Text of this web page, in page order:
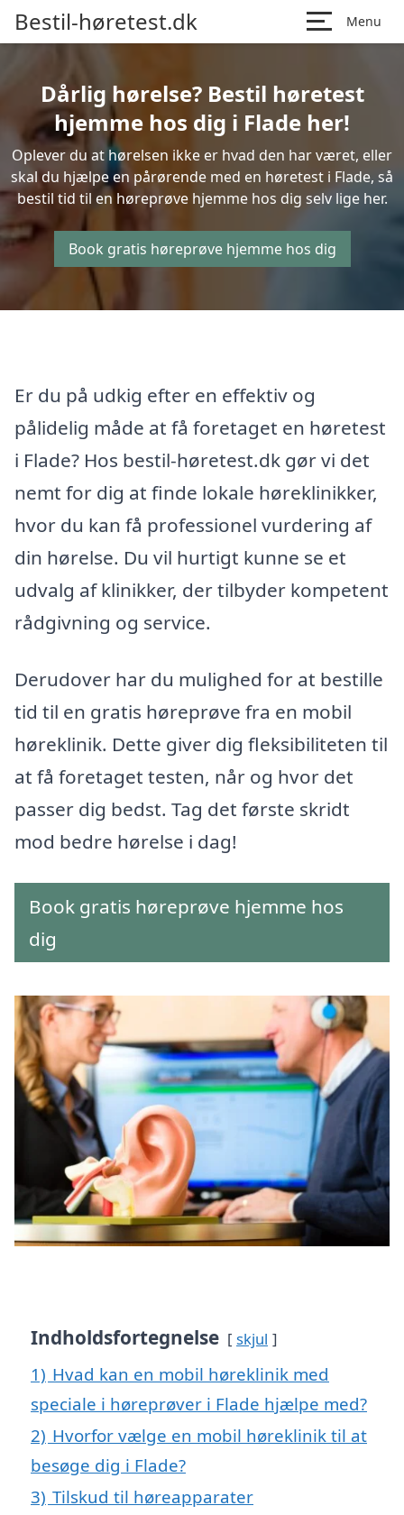
Bestil-høretest.dk Menu
Dårlig hørelse? Bestil høretest
hjemme hos dig i Flade her!
Oplever du at hørelsen ikke er hvad den har været, eller
skal du hjælpe en pårørende med en høretest i Flade, så
bestil tid til en høreprøve hjemme hos dig selv lige her.
Book gratis høreprøve hjemme hos dig
Er du på udkig efter en effektiv og
pålidelig måde at få foretaget en høretest
i Flade? Hos bestil-høretest.dk gør vi det
nemt for dig at finde lokale høreklinikker,
hvor du kan få professionel vurdering af
din hørelse. Du vil hurtigt kunne se et
udvalg af klinikker, der tilbyder kompetent
rådgivning og service.
Derudover har du mulighed for at bestille
tid til en gratis høreprøve fra en mobil
høreklinik. Dette giver dig fleksibiliteten til
at få foretaget testen, når og hvor det
passer dig bedst. Tag det første skridt
mod bedre hørelse i dag!
Book gratis høreprøve hjemme hos
dig
Indholdsfortegnelse skjul
1) Hvad kan en mobil høreklinik med
speciale i høreprøver i Flade hjælpe med?
2) Hvorfor vælge en mobil høreklinik til at
besøge dig i Flade?
3) Tilskud til høreapparater